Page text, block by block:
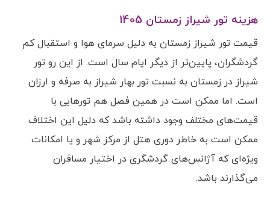
هزینه تور شیراز زمستان 1405
قیمت تور شیراز زمستان به دلیل سرمای هوا و استقبال کم
گردشگران، پایین‌تر از دیگر ایام سال است. از این رو تور
شیراز در زمستان به نسبت تور بهار شیراز به صرفه و ارزان
است. اما ممکن است در همین فصل هم تورهایی با
قیمت‌های مختلف وجود داشته باشد که دلیل این اختلاف
ممکن است به خاطر دوری هتل از مرکز شهر و یا امکانات
ویژه‌ای که آژانس‌های گردشگری در اختیار مسافران
می‌گذارند باشد.